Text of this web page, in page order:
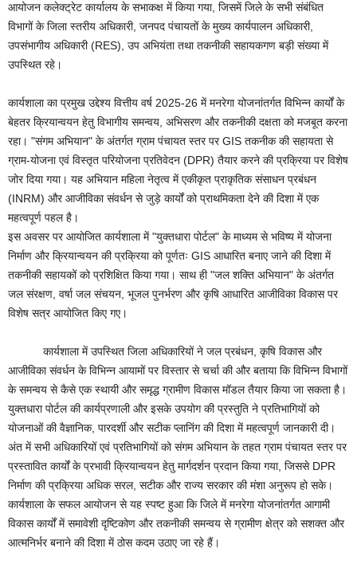
आयोजन कलेक्ट्रेट कार्यालय के सभाकक्ष में किया गया, जिसमें जिले के सभी संबंधित
विभागों के जिला स्तरीय अधिकारी, जनपद पंचायतों के मुख्य कार्यपालन अधिकारी,
उपसंभागीय अधिकारी (RES), उप अभियंता तथा तकनीकी सहायकगण बड़ी संख्या में
उपस्थित रहे।
कार्यशाला का प्रमुख उद्देश्य वित्तीय वर्ष 2025-26 में मनरेगा योजनांतर्गत विभिन्न कार्यों के
बेहतर क्रियान्वयन हेतु विभागीय समन्वय, अभिसरण और तकनीकी दक्षता को मजबूत करना
रहा। "संगम अभियान" के अंतर्गत ग्राम पंचायत स्तर पर GIS तकनीक की सहायता से
ग्राम-योजना एवं विस्तृत परियोजना प्रतिवेदन (DPR) तैयार करने की प्रक्रिया पर विशेष
जोर दिया गया। यह अभियान महिला नेतृत्व में एकीकृत प्राकृतिक संसाधन प्रबंधन
(INRM) और आजीविका संवर्धन से जुड़े कार्यों को प्राथमिकता देने की दिशा में एक
महत्वपूर्ण पहल है।
इस अवसर पर आयोजित कार्यशाला में "युक्तधारा पोर्टल" के माध्यम से भविष्य में योजना
निर्माण और क्रियान्वयन की प्रक्रिया को पूर्णतः GIS आधारित बनाए जाने की दिशा में
तकनीकी सहायकों को प्रशिक्षित किया गया। साथ ही "जल शक्ति अभियान" के अंतर्गत
जल संरक्षण, वर्षा जल संचयन, भूजल पुनर्भरण और कृषि आधारित आजीविका विकास पर
विशेष सत्र आयोजित किए गए।
कार्यशाला में उपस्थित जिला अधिकारियों ने जल प्रबंधन, कृषि विकास और
आजीविका संवर्धन के विभिन्न आयामों पर विस्तार से चर्चा की और बताया कि विभिन्न विभागों
के समन्वय से कैसे एक स्थायी और समृद्ध ग्रामीण विकास मॉडल तैयार किया जा सकता है।
युक्तधारा पोर्टल की कार्यप्रणाली और इसके उपयोग की प्रस्तुति ने प्रतिभागियों को
योजनाओं की वैज्ञानिक, पारदर्शी और सटीक प्लानिंग की दिशा में महत्वपूर्ण जानकारी दी।
अंत में सभी अधिकारियों एवं प्रतिभागियों को संगम अभियान के तहत ग्राम पंचायत स्तर पर
प्रस्तावित कार्यों के प्रभावी क्रियान्वयन हेतु मार्गदर्शन प्रदान किया गया, जिससे DPR
निर्माण की प्रक्रिया अधिक सरल, सटीक और राज्य सरकार की मंशा अनुरूप हो सके।
कार्यशाला के सफल आयोजन से यह स्पष्ट हुआ कि जिले में मनरेगा योजनांतर्गत आगामी
विकास कार्यों में समावेशी दृष्टिकोण और तकनीकी समन्वय से ग्रामीण क्षेत्र को सशक्त और
आत्मनिर्भर बनाने की दिशा में ठोस कदम उठाए जा रहे हैं।